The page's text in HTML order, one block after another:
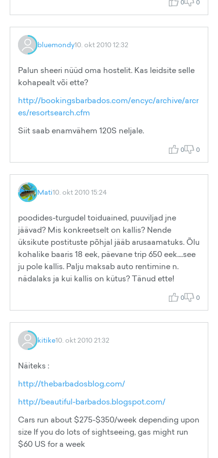
0 0
bluemondy10. okt 2010 12:32
Palun sheeri nüüd oma hostelit. Kas leidsite selle
kohapealt või ette?
http://bookingsbarbados.com/encyc/archive/arcr
es/resortsearch.cfm
Siit saab enamvähem 120S neljale.
0 0
Mati10. okt 2010 15:24
poodides-turgudel toiduained, puuviljad jne
jäävad? Mis konkreetselt on kallis? Nende
üksikute postituste põhjal jääb arusaamatuks. Õlu
kohalike baaris 18 eek, päevane trip 650 eek....see
ju pole kallis. Palju maksab auto rentimine n.
nädalaks ja kui kallis on kütus? Tänud ette!
0 0
kitike10. okt 2010 21:32
Näiteks :
http://thebarbadosblog.com/
http://beautiful-barbados.blogspot.com/
Cars run about $275-$350/week depending upon
size If you do lots of sightseeing, gas might run
$60 US for a week